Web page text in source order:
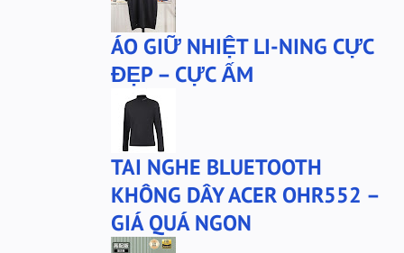
bộ xtep
mũ
mũ lining
phu-kien-sale
quần puma
sale
sale giày anta
san-sale
tai nghe
tai-nghe
ÁO GIỮ NHIỆT LI-NING CỰC
ĐẸP – CỰC ẤM
TAI NGHE BLUETOOTH
KHÔNG DÂY ACER OHR552 –
GIÁ QUÁ NGON